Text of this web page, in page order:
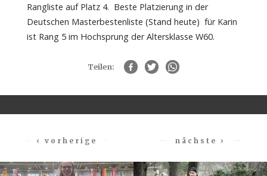
Rangliste auf Platz 4. Beste Platzierung in der
Deutschen Masterbestenliste (Stand heute) für Karin
ist Rang 5 im Hochsprung der Altersklasse W60.
Teilen:
‹ vorherige nächste ›